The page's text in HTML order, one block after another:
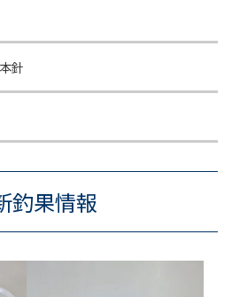
針
釣果情報